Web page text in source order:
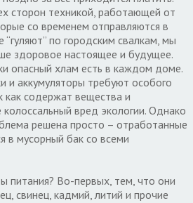
сторон техникой, работающей от
со временем отправляются в
по городским свалкам, мы
здоровое настоящее и будущее.
опасный хлам есть в каждом доме.
и аккумуляторы требуют особого
как содержат вещества и
вред экологии. Однако
решена просто – отработанные
в мусорный бак со всеми
питания? Во-первых, тем, что они
свинец, кадмий, литий и прочие